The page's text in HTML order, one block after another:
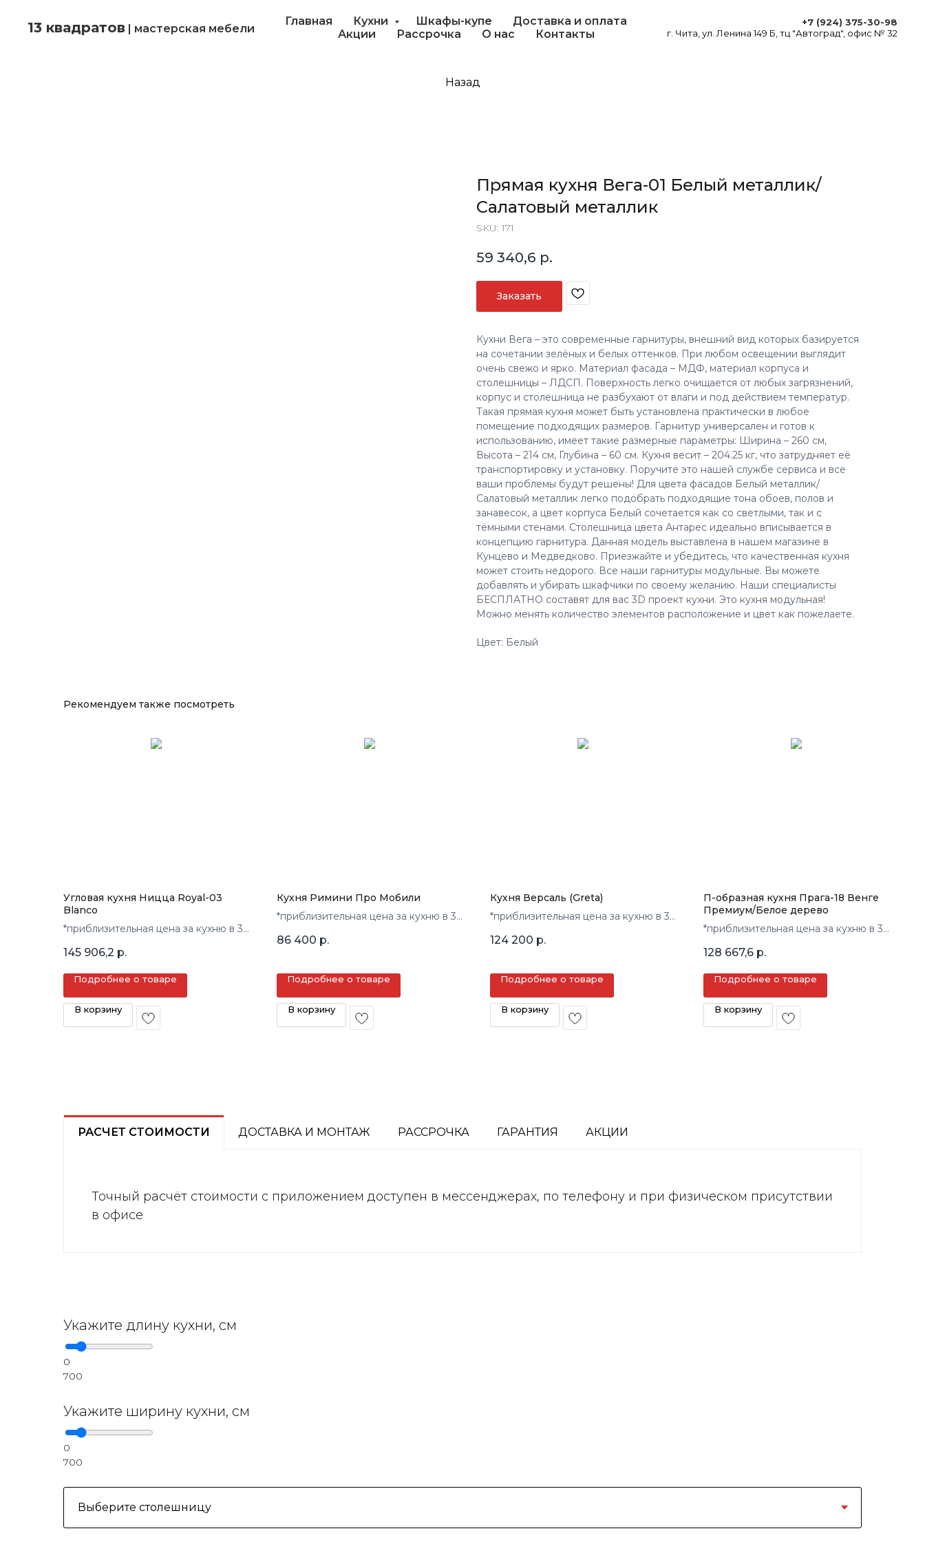
13 квадратов | мастерская мебели
Главная Кухни Шкафы-купе
Доставка и оплата
Акции
Рассрочка О нас Контакты
+7 (924) 375-30-98
г. Чита, ул. Ленина 149 Б, тц "Автоград", офис № 32
Назад
Прямая кухня Вега-01 Белый металлик/
Салатовый металлик
SKU: 171
59 340,6 р.
Заказать
Кухни Вега – это современные гарнитуры, внешний вид которых базируется
на сочетании зелёных и белых оттенков. При любом освещении выглядит
очень свежо и ярко. Материал фасада – МДФ, материал корпуса и
столешницы – ЛДСП. Поверхность легко очищается от любых загрязнений,
корпус и столешница не разбухают от влаги и под действием температур.
Такая прямая кухня может быть установлена практически в любое
помещение подходящих размеров. Гарнитур универсален и готов к
использованию, имеет такие размерные параметры: Ширина – 260 см,
Высота – 214 см, Глубина – 60 см. Кухня весит – 204.25 кг, что затрудняет её
транспортировку и установку. Поручите это нашей службе сервиса и все
ваши проблемы будут решены! Для цвета фасадов Белый металлик/
Салатовый металлик легко подобрать подходящие тона обоев, полов и
занавесок, а цвет корпуса Белый сочетается как со светлыми, так и с
тёмными стенами. Столешница цвета Антарес идеально вписывается в
концепцию гарнитура. Данная модель выставлена в нашем магазине в
Кунцево и Медведково. Приезжайте и убедитесь, что качественная кухня
может стоить недорого. Все наши гарнитуры модульные. Вы можете
добавлять и убирать шкафчики по своему желанию. Наши специалисты
БЕСПЛАТНО составят для вас 3D проект кухни. Это кухня модульная!
Можно менять количество элементов расположение и цвет как пожелаете.
Цвет: Белый
Рекомендуем также посмотреть
Угловая кухня Ницца Royal-03
Blanco
*приблизительная цена за кухню в 3
145 906,2 р.
Подробнее о товаре
В корзину
Кухня Римини Про Мобили
*приблизительная цена за кухню в 3
86 400 р.
Подробнее о товаре
В корзину
Кухня Версаль (Greta)
*приблизительная цена за кухню в 3
124 200 р.
Подробнее о товаре
В корзину
П-образная кухня Прага-18 Венге
Премиум/Белое дерево
*приблизительная цена за кухню в 3
128 667,6 р.
Подробнее о товаре
В корзину
РАСЧЕТ СТОИМОСТИ ДОСТАВКА И МОНТАЖ РАССРОЧКА ГАРАНТИЯ АКЦИИ
Точный расчёт стоимости с приложением доступен в мессенджерах, по телефону и при физическом присутствии
в офисе
Укажите длину кухни, см
0
700
Укажите ширину кухни, см
0
700